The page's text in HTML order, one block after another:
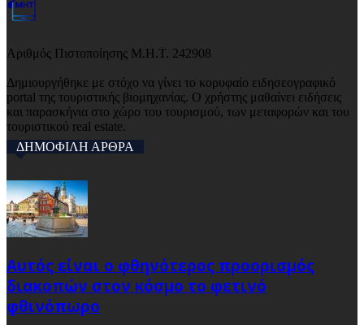
Αριθμός Πιστοποίησης Μ.Η.Τ. 242908
Δημιουργήθηκε με στόχο να γίνει το κορυφαίο ειδησεογραφικό
portal της τουριστικής βιομηχανίας. Ο χρήστης μαθαίνει ειδήσεις
και παρασκήνια στο χώρο του τουρισμού, των μεταφορών και του
τουριστικού real estate.
ΔΗΜΟΦΙΛΗ ΑΡΘΡΑ
Αυτός είναι ο φθηνότερος προορισμός
διακοπών στον κόσμο το φετινό
φθινόπωρο